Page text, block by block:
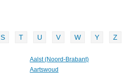
S T U V W Y Z
Aalst (Noord-Brabant)
Aartswoud